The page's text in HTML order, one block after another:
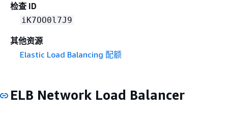
检查 ID
iK7OO0l7J9
其他资源
Elastic Load Balancing 配额
ELB Network Load Balancer